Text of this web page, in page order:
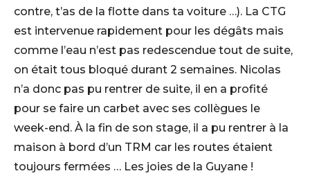
contre, t’as de la flotte dans ta voiture …). La CTG
est intervenue rapidement pour les dégâts mais
comme l’eau n’est pas redescendue tout de suite,
on était tous bloqué durant 2 semaines. Nicolas
n’a donc pas pu rentrer de suite, il en a profité
pour se faire un carbet avec ses collègues le
week-end. À la fin de son stage, il a pu rentrer à la
maison à bord d’un TRM car les routes étaient
toujours fermées … Les joies de la Guyane !